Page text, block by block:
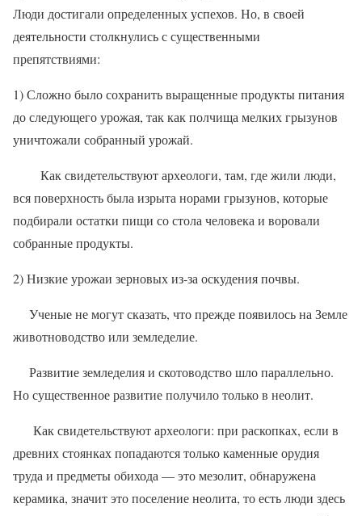
Люди достигали определенных успехов. Но, в своей
деятельности столкнулись с существенными
препятствиями:
1) Сложно было сохранить выращенные продукты питания
до следующего урожая, так как полчища мелких грызунов
уничтожали собранный урожай.
Как свидетельствуют археологи, там, где жили люди,
вся поверхность была изрыта норами грызунов, которые
подбирали остатки пищи со стола человека и воровали
собранные продукты.
2) Низкие урожаи зерновых из-за оскудения почвы.
Ученые не могут сказать, что прежде появилось на Земле
животноводство или земледелие.
Развитие земледелия и скотоводство шло параллельно.
Но существенное развитие получило только в неолит.
Как свидетельствуют археологи: при раскопках, если в
древних стоянках попадаются только каменные орудия
труда и предметы обихода — это мезолит, обнаружена
керамика, значит это поселение неолита, то есть люди здесь